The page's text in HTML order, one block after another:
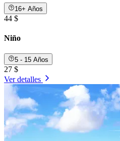
16+ Años
44 $
Niño
5 - 15 Años
27 $
Ver detalles